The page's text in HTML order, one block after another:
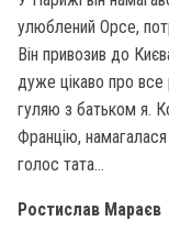
улюблений Орсе,
Він привозив до
дуже цікаво про
гуляю з батьком я.
Францію,
голос тата...
Ростислав Мараєв